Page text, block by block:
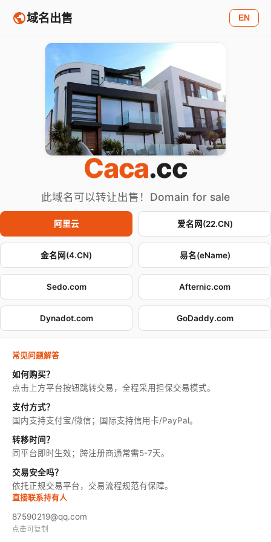
域名出售 EN
Caca.cc
此域名可以转让出售！Domain for sale
阿里云 爱名网(22.CN)
金名网(4.CN) 易名(eName)
Sedo.com Afternic.com
Dynadot.com GoDaddy.com
常见问题解答
如何购买？
点击上方平台按钮跳转交易，全程采用担保交易模式。
支付方式？
国内支持支付宝/微信；国际支持信用卡/PayPal。
转移时间？
同平台即时生效；跨注册商通常需5-7天。
交易安全吗？
依托正规交易平台，交易流程规范有保障。
直接联系持有人
87590219@qq.com
点击可复制